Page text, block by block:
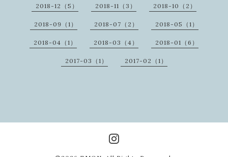
2018-12（5） 2018-11（3） 2018-10（2）
2018-09（1） 2018-07（2） 2018-05（1）
2018-04（1） 2018-03（4） 2018-01（6）
2017-03（1） 2017-02（1）